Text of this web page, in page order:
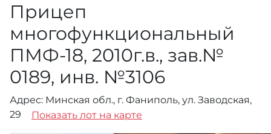
Прицеп
многофункциональный
ПМФ-18, 2010г.в., зав.№
0189, инв. №3106
Адрес: Минская обл., г. Фаниполь, ул. Заводская,
29
Показать лот на карте